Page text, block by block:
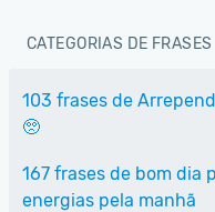
CATEGORIAS DE FRASES
103 frases de
🥺
167 frases de bom dia
energias pela manhã